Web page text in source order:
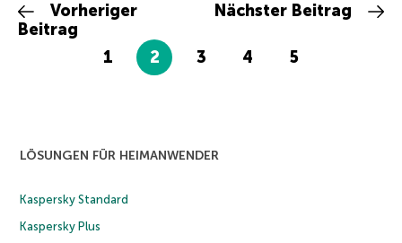
Vorheriger
Beitrag
1
2 3 4 5
Nächster Beitrag
LÖSUNGEN FÜR HEIMANWENDER
Kaspersky Standard
Kaspersky Plus